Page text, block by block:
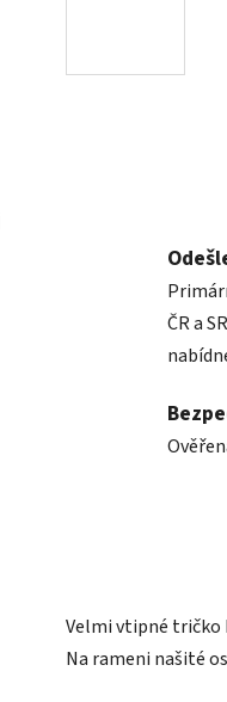
ČR a
Velmi vtipné tričko
Na rameni našité